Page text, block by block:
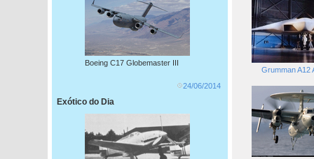
Grumman A12
Boeing C17 Globemaster III
24/06/2014
Exótico do Dia